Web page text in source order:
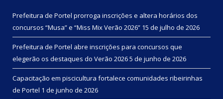
Prefeitura de Portel prorroga inscrições e altera horários dos
concursos “Musa” e “Miss Mix Verão 2026” 15 de julho de 2026
Prefeitura de Portel abre inscrições para concursos que
elegerão os destaques do Verão 20265 de junho de 2026
Capacitação em piscicultura fortalece comunidades ribeirinhas
de Portel 1 de junho de 2026